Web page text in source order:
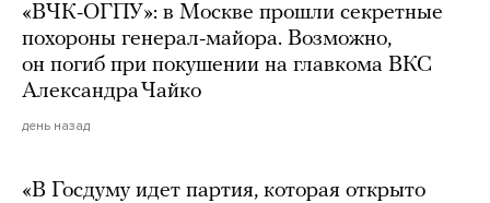
«ВЧК-ОГПУ»: в Москве прошли секретные
похороны генерал-майора. Возможно,
он погиб при покушении на главкома ВКС
Александра Чайко
день назад
«В Госдуму идет партия, которая открыто